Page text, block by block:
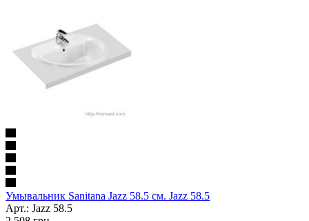
Умывальник Sanitana Jazz 58.5 см. Jazz 58.5
Арт.: Jazz 58.5